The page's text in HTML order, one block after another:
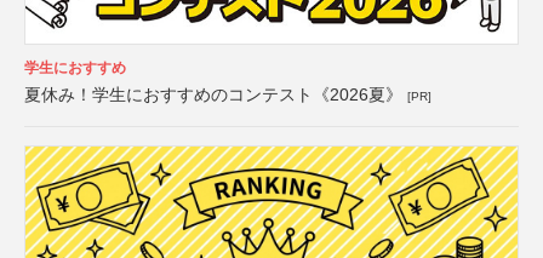
学生におすすめ
夏休み！学生におすすめのコンテスト《2026夏》 [PR]